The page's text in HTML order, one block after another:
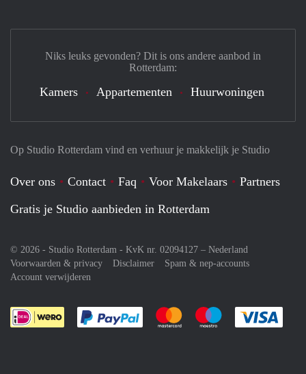
Op Studio Rotterdam vind en verhuur je makkelijk je Studio
Over ons Contact Faq Voor Makelaars
Partners
Gratis je Studio aanbieden in Rotterdam
© 2026 - Studio Rotterdam - KvK nr. 02094127 – Nederland
Voorwaarden & privacy
Disclaimer
Spam & nep-accounts
Account verwijderen
Je rekent gemakkelijk af met Paypal
Je rekent gemakkelijk af met
Je rekent
Niks leuks gevonden? Dit is ons andere aanbod in
Rotterdam:
Kamers Appartementen Huurwoningen